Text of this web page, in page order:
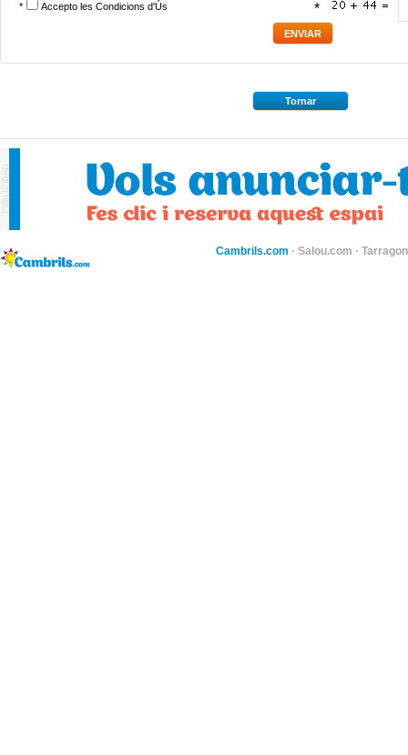
* Accepto les Condicions d'Ús *
Tornar
Cambrils.com · Salou.com ·